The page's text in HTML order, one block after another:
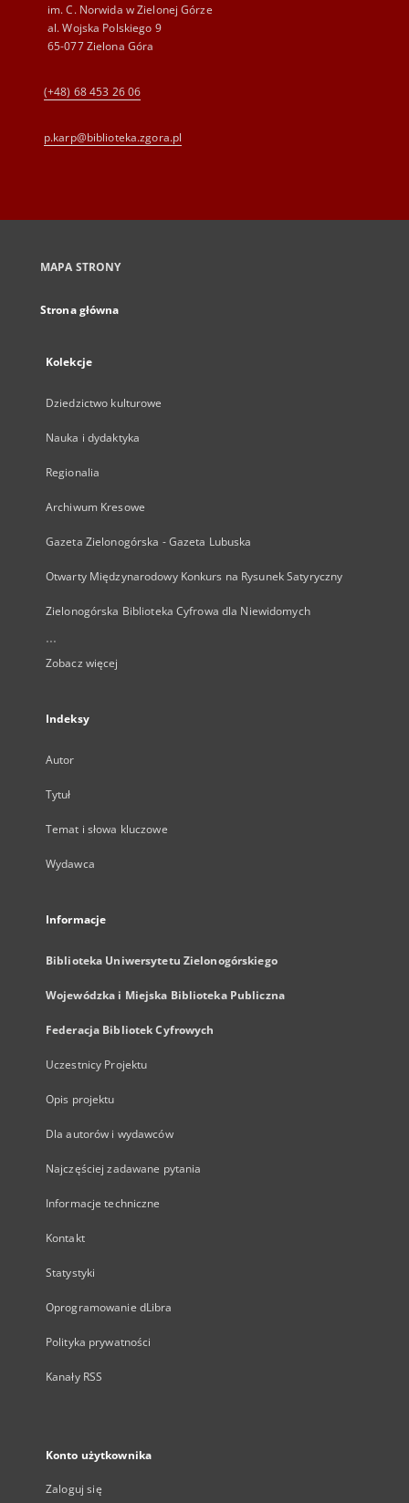
im. C. Norwida w Zielonej Górze
al. Wojska Polskiego 9
65-077 Zielona Góra
(+48) 68 453 26 06
p.karp@biblioteka.zgora.pl
MAPA STRONY
Strona główna
Kolekcje
Dziedzictwo kulturowe
Nauka i dydaktyka
Regionalia
Archiwum Kresowe
Gazeta Zielonogórska - Gazeta Lubuska
Otwarty Międzynarodowy Konkurs na Rysunek Satyryczny
Zielonogórska Biblioteka Cyfrowa dla Niewidomych
...
Zobacz więcej
Indeksy
Autor
Tytuł
Temat i słowa kluczowe
Wydawca
Informacje
Biblioteka Uniwersytetu Zielonogórskiego
Wojewódzka i Miejska Biblioteka Publiczna
Federacja Bibliotek Cyfrowych
Uczestnicy Projektu
Opis projektu
Dla autorów i wydawców
Najczęściej zadawane pytania
Informacje techniczne
Kontakt
Statystyki
Oprogramowanie dLibra
Polityka prywatności
Kanały RSS
Konto użytkownika
Zaloguj się